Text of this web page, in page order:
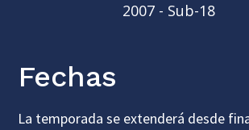
2007 - Sub-18
Fechas
La temporada se extenderá desde